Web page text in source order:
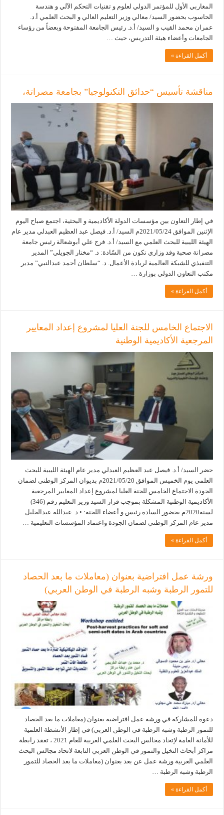
المغاربي الأول للمؤتمر الدولي لعلوم و تقنيات التحكم الآلي و هندسة
الحاسوب بحضور السيد/ معالي وزير التعليم العالي و البحث العلمي أ.د.
عمران محمد القيب و السيد/ أ.د. رئيس الجامعة المفتوحة وبعضاً من رؤساء
الجامعات وأعضاء هيئة التدريس، حيث …
أكمل القراءة »
مناقشة تأسيس “حدائق التكنولوجيا” بجامعة مصراتة،
في إطار التعاون بين مؤسسات الدولة الأكاديمية و البحثية، اجتمع صباح اليوم
الإثنين الموافق 2021/05/24م السيد/ أ.د. فيصل عبد العظيم العبدلي مدير عام
الهيئة الليبية للبحث العلمي مع السيد/ أ.د. فرج علي أبوشعالة رئيس جامعة
مصراتة صحبة وفد وزاري تكون من السّادة: د. “مختار الجويلي” المدير
التنفيذي للشبكة العالمية لريادة الأعمال. د. “سلطان أحمد عبدالنبي” مدير
مكتب التعاون الدولي بوزارة …
أكمل القراءة »
الاجتماع الخامس للجنة العليا لمشروع إعداد المعايير
المرجعية الأكاديمية الوطنية
حضر السيد/ أ.د. فيصل عبد العظيم العبدلي مدير عام الهيئة الليبية للبحث
العلمي يوم الخميس الموافق 2021/05/20م بديوان المركز الوطني لضمان
الجودة الاجتماع الخامس للجنة العليا لمشروع إعداد المعايير المرجعية
الأكاديمية الوطنية المشكلة بموجب قرار السيد وزير التعليم رقم (346)
لسنة2020م بحضور السادة رئيس و أعضاء اللجنة: • د. عبدالله عبدالجليل
مدير عام المركز الوطني لضمان الجودة واعتماد المؤسسات التعليمية …
أكمل القراءة »
ورشة عمل افتراضية بعنوان (معاملات ما بعد الحصاد
للتمور الرطبة وشبه الرطبة في الوطن العربي)
دعوة للمشاركة في ورشة عمل افتراضية بعنوان (معاملات ما بعد الحصاد
للتمور الرطبة وشبه الرطبة في الوطن العربي) في إطار الأنشطة العلمية
للأمانة العامة لإتحاد مجالس البحث العلمي العربية للعام 2021 ، تعقد رابطة
مراكز أبحاث النخيل والتمور في الوطن العربي التابعة لاتحاد مجالس البحث
العلمي العربية ورشة عمل عن بعد بعنوان (معاملات ما بعد الحصاد للتمور
الرطبة وشبه الرطبة …
أكمل القراءة »